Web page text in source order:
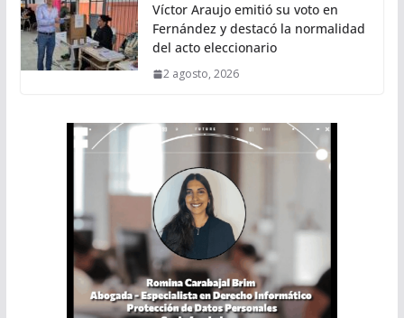
Víctor Araujo emitió su voto en
Fernández y destacó la normalidad
del acto eleccionario
2 agosto, 2026